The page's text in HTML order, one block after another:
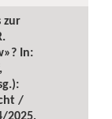
zur
In:
/
2025,